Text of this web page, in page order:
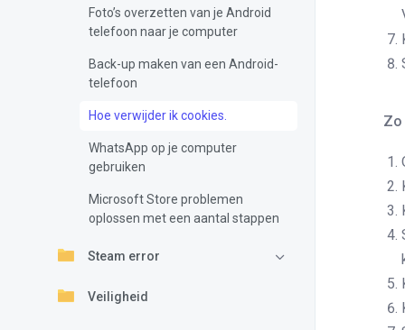
Foto’s overzetten van je Android
telefoon naar je computer
Back-up maken van een Android-
telefoon
Hoe verwijder ik cookies.
WhatsApp op je computer
gebruiken
Microsoft Store problemen
oplossen met een aantal stappen
Steam error
Veiligheid
Zo